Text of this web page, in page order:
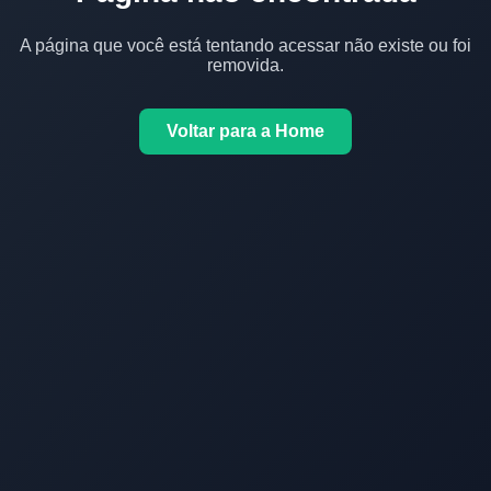
A página que você está tentando acessar não existe ou foi
removida.
Voltar para a Home